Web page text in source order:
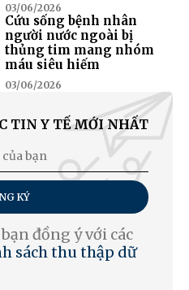
03/06/2026
Cứu sống bệnh nhân
người nước ngoài bị
thủng tim mang nhóm
máu siêu hiếm
03/06/2026
TIN Y TẾ MỚI NHẤT
KÝ
đồng ý với các
sách thu thập dữ